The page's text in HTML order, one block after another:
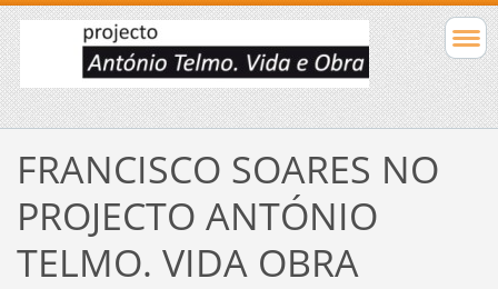
FRANCISCO SOARES NO
PROJECTO ANTÓNIO
TELMO. VIDA OBRA